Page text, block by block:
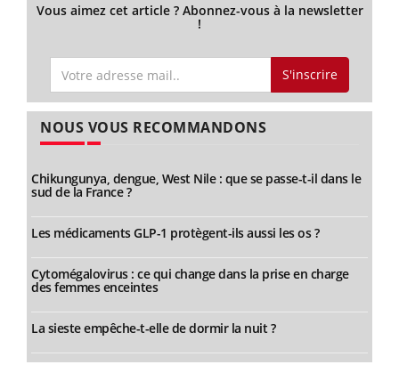
Vous aimez cet article ? Abonnez-vous à la newsletter
!
S'inscrire
NOUS VOUS RECOMMANDONS
Chikungunya, dengue, West Nile : que se passe-t-il dans le
sud de la France ?
Les médicaments GLP-1 protègent-ils aussi les os ?
Cytomégalovirus : ce qui change dans la prise en charge
des femmes enceintes
La sieste empêche-t-elle de dormir la nuit ?